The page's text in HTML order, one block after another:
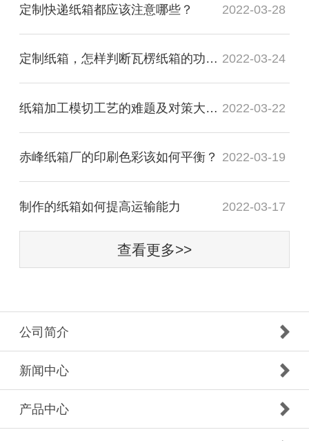
定制快递纸箱都应该注意哪些？ 2022-03-28
定制纸箱，怎样判断瓦楞纸箱的功能质量是否合格？ 2022-03-24
纸箱加工模切工艺的难题及对策大盘点 2022-03-22
赤峰纸箱厂的印刷色彩该如何平衡？ 2022-03-19
制作的纸箱如何提高运输能力 2022-03-17
查看更多>>
公司简介
新闻中心
产品中心